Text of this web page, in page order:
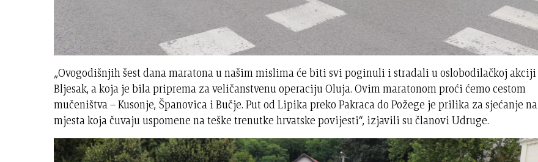
„Ovogodišnjih šest dana maratona u našim mislima će biti svi poginuli i stradali u oslobodilačkoj akciji
Bljesak, a koja je bila priprema za veličanstvenu operaciju Oluja. Ovim maratonom proći ćemo cestom
mučeništva – Kusonje, Španovica i Bučje. Put od Lipika preko Pakraca do Požege je prilika za sjećanje na
mjesta koja čuvaju uspomene na teške trenutke hrvatske povijesti“, izjavili su članovi Udruge.